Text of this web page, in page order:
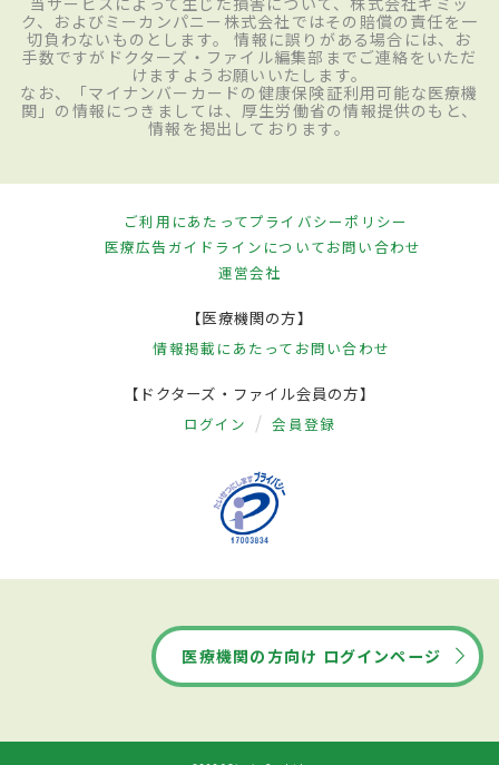
ク、およびミーカンパニー株式会社ではその賠償の責任を一
切負わないものとします。 情報に誤りがある場合には、お
手数ですがドクターズ・ファイル編集部までご連絡をいただ
けますようお願いいたします。
なお、「マイナンバーカードの健康保険証利用可能な医療機
関」の情報につきましては、厚生労働省の情報提供のもと、
情報を掲出しております。
ご利用にあたってプライバシーポリシー
医療広告ガイドラインについてお問い合わせ
運営会社
【医療機関の方】
情報掲載にあたって お問い合わせ
【ドクターズ・ファイル会員の方】
ログイン 会員登録
医療機関の方向け ログインページ